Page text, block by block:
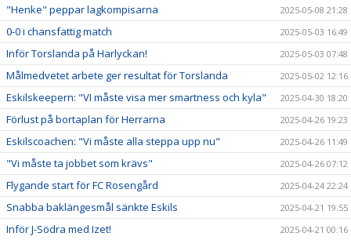
"Henke" peppar lagkompisarna 2025-05-08 21:28
0-0 i chansfattig match 2025-05-03 16:49
Inför Torslanda på Harlyckan! 2025-05-03 07:48
Målmedvetet arbete ger resultat för Torslanda 2025-05-02 12:16
Eskilskeepern: "VI måste visa mer smartness och kyla" 2025-04-30 18:20
Förlust på bortaplan för Herrarna 2025-04-26 19:23
Eskilscoachen: "Vi måste alla steppa upp nu" 2025-04-26 11:49
"Vi måste ta jobbet som krävs" 2025-04-26 07:12
Flygande start för FC Rosengård 2025-04-24 22:24
Snabba baklängesmål sänkte Eskils 2025-04-21 19:55
Inför J-Södra med Izet! 2025-04-21 00:16